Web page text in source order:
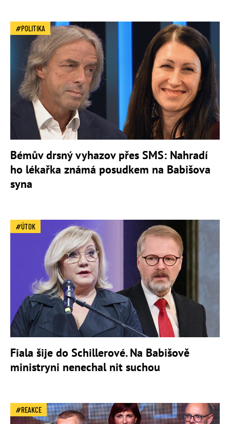
POLITIKA
Bémův drsný vyhazov přes SMS: Nahradí
ho lékařka známá posudkem na Babišova
syna
ÚTOK
Fiala šije do Schillerové. Na Babišově
ministryni nenechal nit suchou
REAKCE